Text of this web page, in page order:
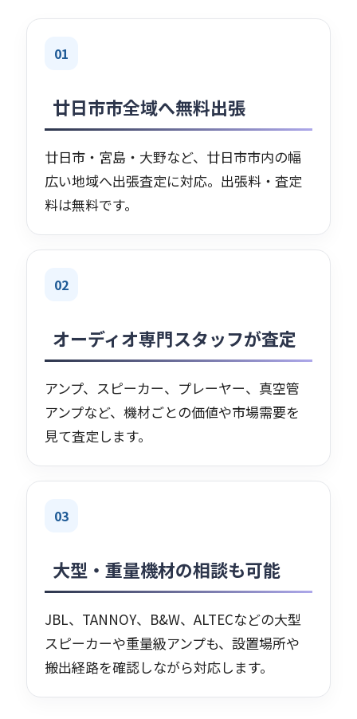
01
廿日市市全域へ無料出張
廿日市・宮島・大野など、廿日市市内の幅
広い地域へ出張査定に対応。出張料・査定
料は無料です。
02
オーディオ専門スタッフが査定
アンプ、スピーカー、プレーヤー、真空管
アンプなど、機材ごとの価値や市場需要を
見て査定します。
03
大型・重量機材の相談も可能
JBL、TANNOY、B&W、ALTECなどの大型
スピーカーや重量級アンプも、設置場所や
搬出経路を確認しながら対応します。